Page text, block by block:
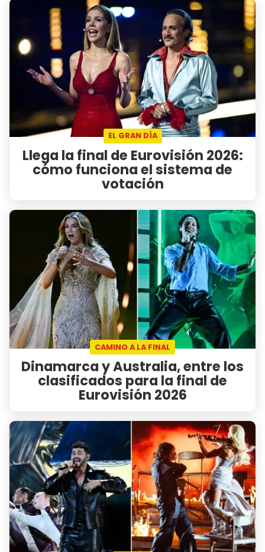
EL GRAN DÍA
Llega la final de Eurovisión 2026:
cómo funciona el sistema de
votación
CAMINO A LA FINAL
Dinamarca y Australia, entre los
clasificados para la final de
Eurovisión 2026